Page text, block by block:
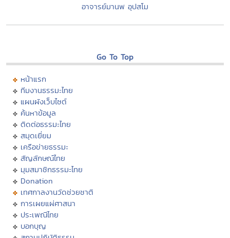
อาจารย์มานพ อุปสโม
Go To Top
หน้าแรก
ทีมงานธรรมะไทย
แผนผังเว็บไซต์
ค้นหาข้อมูล
ติดต่อธรรมะไทย
สมุดเยี่ยม
เครือข่ายธรรมะ
สัญลักษณ์ไทย
มุมสมาชิกธรรมะไทย
Donation
เทศกาลงานวัดช่วยชาติ
การเผยแผ่ศาสนา
ประเพณีไทย
บอกบุญ